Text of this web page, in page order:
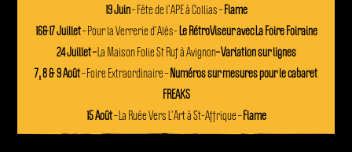
19 Juin– Fête de l’APE à Collias – Flame
16&17 Juillet– Pour la Verrerie d’Alès- Le RétroViseur avec La Foire Foiraine
24 Juillet– La Maison Folie St Ruf à Avignon–Variation sur lignes
7, 8 & 9 Août– Foire Extraordinaire – Numéros sur mesures pour le cabaret
FREAKS
15 Août– La Ruée Vers L’Art à St-Affrique – Flame